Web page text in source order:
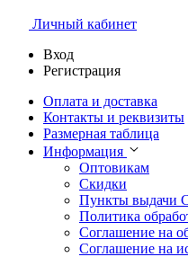
Личный кабинет
Вход
Регистрация
Оплата и доставка
Контакты и реквизиты
Размерная таблица
Информация
Оптовикам
Скидки
Пункты выдачи
Политика
Соглашение на
Соглашение на